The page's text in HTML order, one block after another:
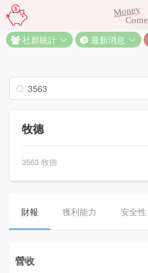
Money
Come
社群統計 最新消息
牧德
3563 牧德
財報 獲利能力 安全性
營收